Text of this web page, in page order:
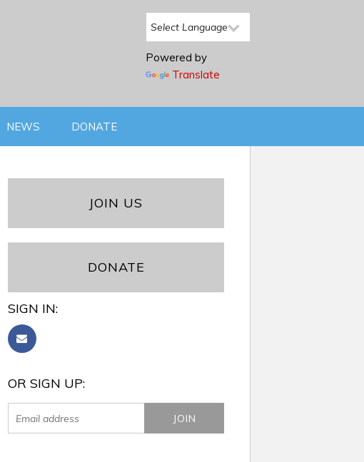
Powered by
Translate
NEWS DONATE
JOIN US
DONATE
SIGN IN:
OR SIGN UP: